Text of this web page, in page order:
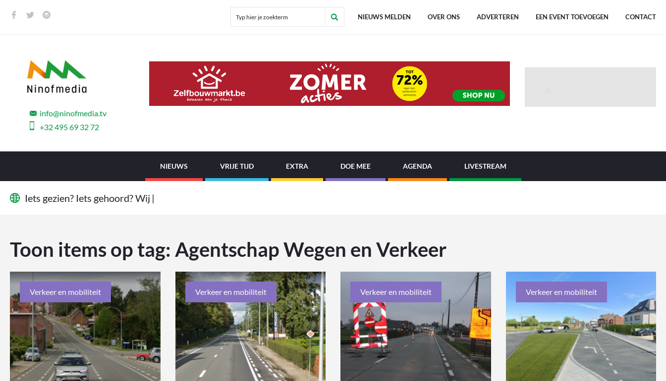
NIEUWS MELDEN OVER ONS ADVERTEREN EEN EVENT TOEVOEGEN CONTACT
info@ninofmedia.tv
+32 495 69 32 72
NIEUWS VRIJE TIJD EXTRA DOE MEE AGENDA LIVESTREAM
Iets gezien? Iets gehoord?Wij w
Toon items op tag: Agentschap Wegen en Verkeer
Verkeer en mobiliteit Verkeer en mobiliteit Verkeer en mobiliteit Verkeer en mobiliteit